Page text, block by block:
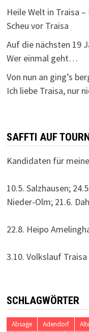
Heile Welt in Traisa
Scheu vor Traisa
Auf die nächsten 19
Wer einmal geht…
Von nun an ging’s
Ich liebe Traisa, nur
SAFFTI AUF
Kandidaten für
10.5. Salzhausen;
Nieder-Olm; 21.6.
22.8. Heipo
3.10. Volkslauf Traisa
SCHLAGWÖRTER
Absage Adendorf